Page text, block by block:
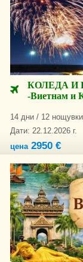
КОЛЕДА И
-Виетнам и
14 дни / 12 нощувки
Дати: 22.12.2026 г.
цена2950 €